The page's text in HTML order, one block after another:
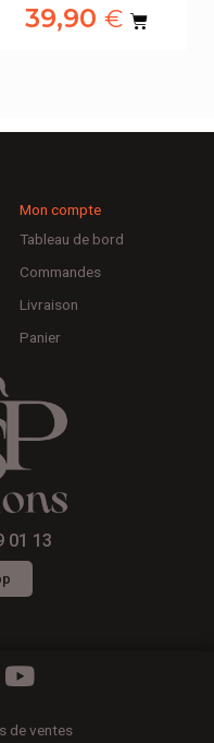
39,90€
Mon compte
Tableau de bord
Commandes
Livraison
Panier
01 13
Y
u
de ventes